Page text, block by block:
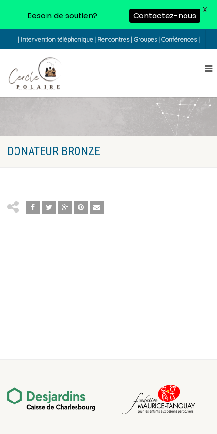
| Intervention téléphonique | Rencontres | Groupes | Conférences |
DONATEUR BRONZE
Besoin de soutien? Contactez-nous
X